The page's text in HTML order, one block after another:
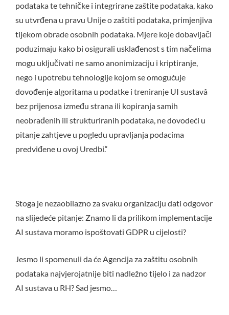
podataka te tehničke i integrirane zaštite podataka, kako
su utvrđena u pravu Unije o zaštiti podataka, primjenjiva
tijekom obrade osobnih podataka. Mjere koje dobavljači
poduzimaju kako bi osigurali usklađenost s tim načelima
mogu uključivati ne samo anonimizaciju i kriptiranje,
nego i upotrebu tehnologije kojom se omogućuje
dovođenje algoritama u podatke i treniranje UI sustavâ
bez prijenosa između strana ili kopiranja samih
neobrađenih ili strukturiranih podataka, ne dovodeći u
pitanje zahtjeve u pogledu upravljanja podacima
predviđene u ovoj Uredbi.“
Stoga je nezaobilazno za svaku organizaciju dati odgovor
na slijedeće pitanje: Znamo li da prilikom implementacije
AI sustava moramo ispoštovati GDPR u cijelosti?
Jesmo li spomenuli da će Agencija za zaštitu osobnih
podataka najvjerojatnije biti nadležno tijelo i za nadzor
AI sustava u RH? Sad jesmo…